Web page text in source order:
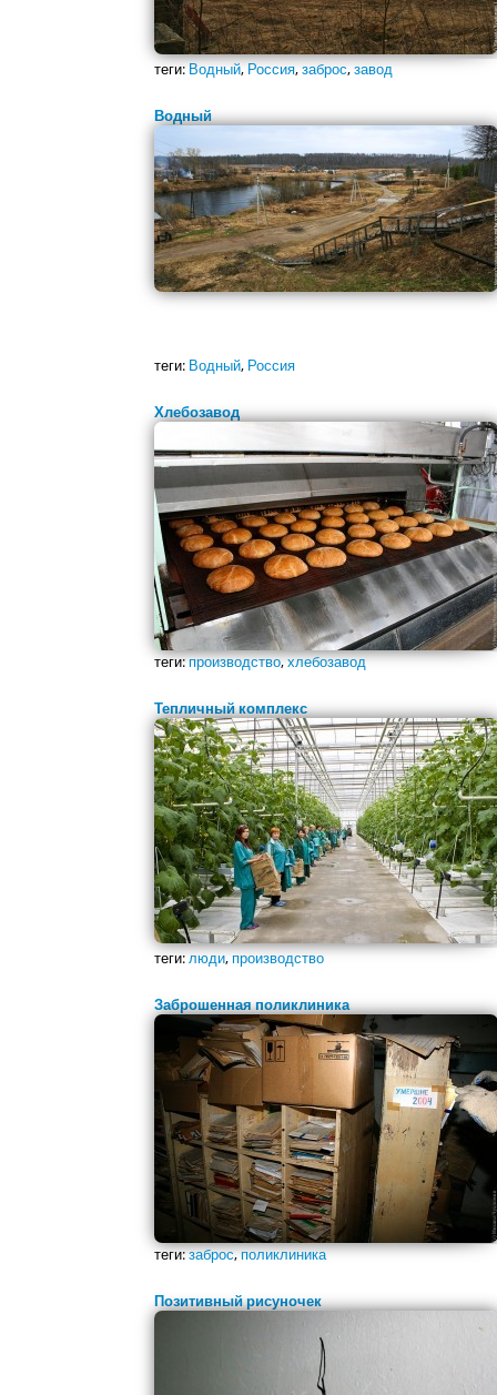
теги:Водный,Россия,заброс,завод
Водный
теги: Водный, Россия
Хлебозавод
теги:производство,хлебозавод
Тепличный комплекс
теги:люди,производство
Заброшенная поликлиника
теги:заброс,поликлиника
Позитивный рисуночек